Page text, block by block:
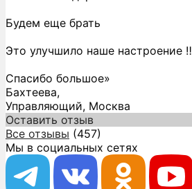
Будем еще брать
Это улучшило наше настроение ‼️
Спасибо большое»
Бахтеева,
Управляющий, Москва
Оставить отзыв
Все отзывы (457)
Мы в социальных сетях